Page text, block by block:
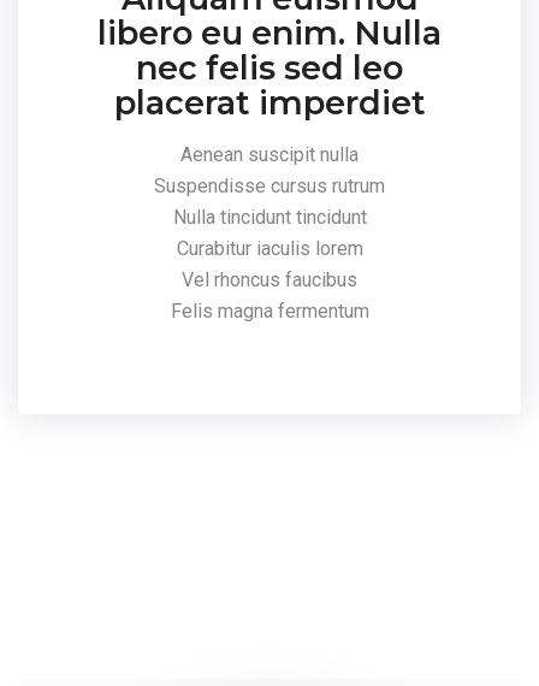
libero eu enim. Nulla
nec felis sed leo
placerat imperdiet
Aenean suscipit nulla
Suspendisse cursus rutrum
Nulla tincidunt tincidunt
Curabitur iaculis lorem
Vel rhoncus faucibus
Felis magna fermentum